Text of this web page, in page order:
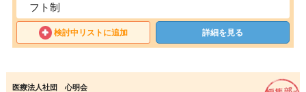
フト制
検討中リストに追加 詳細を見る
医療法人社団 心明会